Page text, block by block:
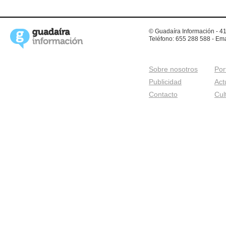
© Guadaíra Información -
Teléfono: 655 288 588 -
Sobre nosotros
Publicidad
Contacto